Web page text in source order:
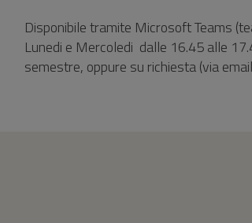
Disponibile tramite Microsoft Teams
Lunedi e Mercoledi dalle 16.45 alle
semestre, oppure su richiesta (via